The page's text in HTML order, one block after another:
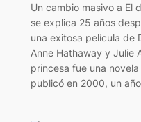
Un cambio masivo a El
se explica 25 años
una exitosa película de
Anne Hathaway y Julie
princesa fue una
publicó en 2000, un